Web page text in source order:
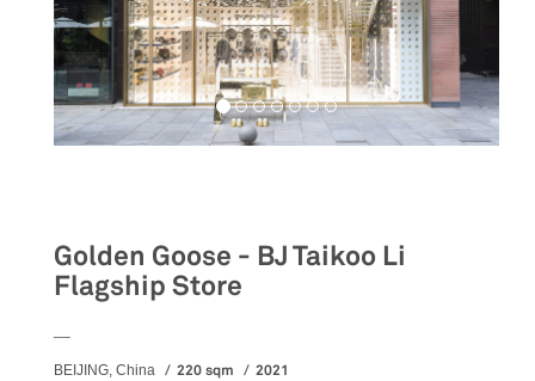
Golden Goose - BJ Taikoo Li
Flagship Store
BEIJING, China 220 sqm 2021